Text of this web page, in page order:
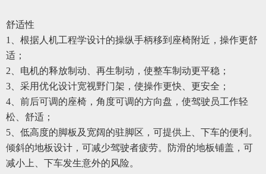
舒适性
1、根据人机工程学设计的操纵手柄移到座椅附近，操作更舒
适；
2、电机的释放制动、再生制动，使整车制动更平稳；
3、采用优化设计宽视野门架，使操作更快、更安全；
4、前后可调的座椅，角度可调的方向盘，使驾驶员工作轻
松、舒适；
5、低高度的脚板及宽阔的驻脚区，可提供上、下车的便利。
倾斜的地板设计，可减少驾驶者疲劳。防滑的地板铺盖，可
减小上、下车发生意外的风险。